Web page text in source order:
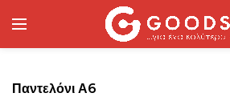
Παντελόνι Α6